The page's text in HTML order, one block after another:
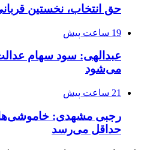
حق انتخاب، نخستین
19 ساعت پیش
عبدالهی: سود سهام
می‌شود
21 ساعت پیش
حداقل می‌رسد